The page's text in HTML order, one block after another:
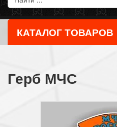
КАТАЛОГ ТОВАРОВ
Герб МЧС